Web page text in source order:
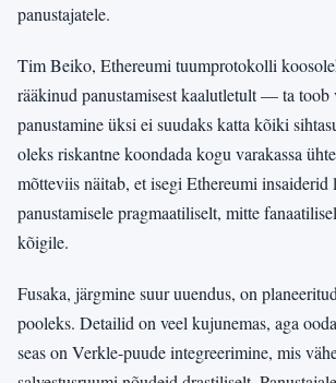
panustajatele.
Tim Beiko, Ethereumi tuumprotokolli
rääkinud panustamisest kaalutletult — ta toob
panustamine üksi ei suudaks katta kõiki
oleks riskantne koondada kogu varakassa
mõtteviis näitab, et isegi Ethereumi insaiderid
panustamisele pragmaatiliselt, mitte
kõigile.
Fusaka, järgmine suur uuendus, on
pooleks. Detailid on veel kujunemas, aga
seas on Verkle-puude integreerimine, mis